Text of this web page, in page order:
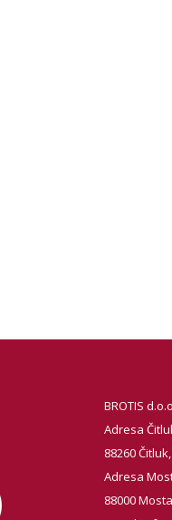
BROTIS
Adresa
88260
Adresa
88000